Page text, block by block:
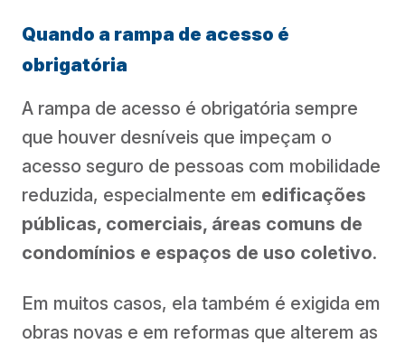
Quando a rampa de acesso é
obrigatória
A rampa de acesso é obrigatória sempre
que houver desníveis que impeçam o
acesso seguro de pessoas com mobilidade
reduzida, especialmente em edificações
públicas, comerciais, áreas comuns de
condomínios e espaços de uso coletivo.
Em muitos casos, ela também é exigida em
obras novas e em reformas que alterem as